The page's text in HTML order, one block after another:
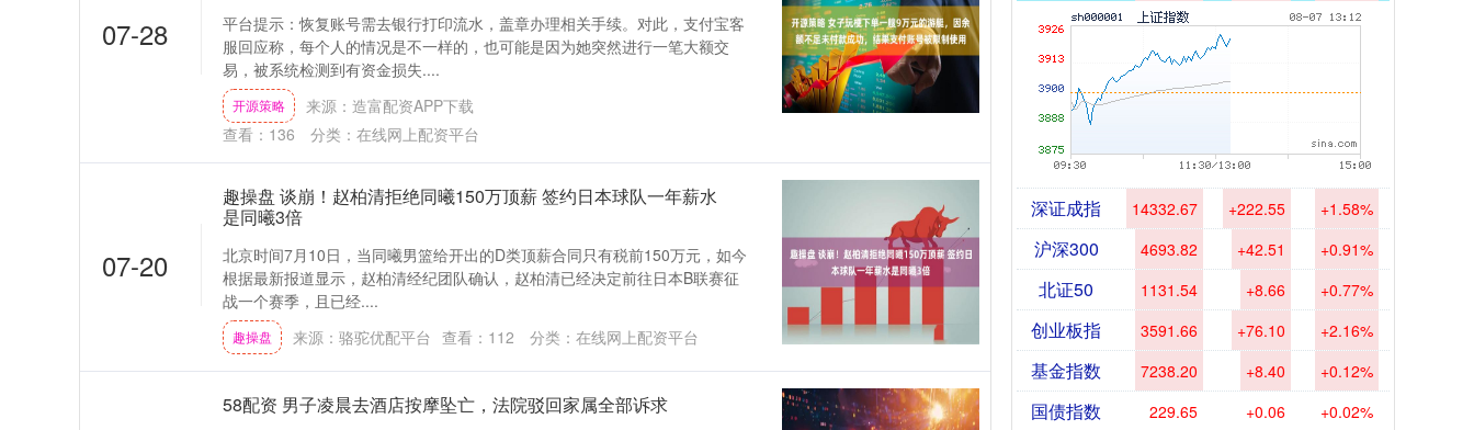
07-28
平台提示：恢复账号需去银行打印流水，盖章办理相关手续。对此，支付宝客
服回应称，每个人的情况是不一样的，也可能是因为她突然进行一笔大额交
易，被系统检测到有资金损失....
开源策略
来源：造富配资APP下载
查看： 136 分类： 在线网上配资平台
07-20
趣操盘 谈崩！赵柏清拒绝同曦150万顶薪 签约日本球队一年薪水
是同曦3倍
北京时间7月10日，当同曦男篮给开出的D类顶薪合同只有税前150万元，如今
根据最新报道显示，赵柏清经纪团队确认，赵柏清已经决定前往日本B联赛征
战一个赛季，且已经....
趣操盘 来源：骆驼优配平台 查看： 112 分类： 在线网上配资平台
58配资 男子凌晨去酒店按摩坠亡，法院驳回家属全部诉求
深证成指 14332.67 +222.55 +1.58%
沪深300 4693.82 +42.51 +0.91%
北证50 1131.54 +8.66 +0.77%
创业板指 3591.66 +76.10 +2.16%
基金指数 7238.20 +8.40 +0.12%
国债指数 229.65 +0.06 +0.02%